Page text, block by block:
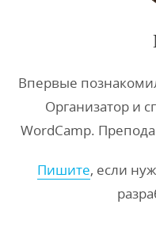
Впервые
Организатор и
WordCamp.
Пишите, если